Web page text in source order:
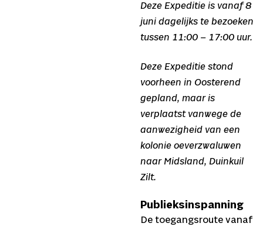
Deze Expeditie is vanaf 8
juni dagelijks te bezoeken
tussen 11:00 – 17:00 uur.
Deze Expeditie stond
voorheen in Oosterend
gepland, maar is
verplaatst vanwege de
aanwezigheid van een
kolonie oeverzwaluwen
naar Midsland, Duinkuil
Zilt.
Publieksinspanning
De toegangsroute vanaf